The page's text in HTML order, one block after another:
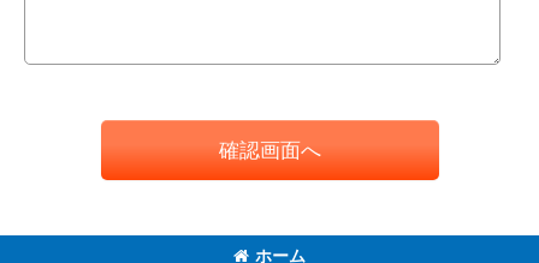
確認画面へ
ホーム